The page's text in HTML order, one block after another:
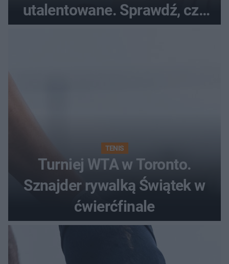
utalentowane. Sprawdź, czy
twój znak znajduje się na
TENIS
Turniej WTA w Toronto.
Sznajder rywalką Świątek w
ćwierćfinale